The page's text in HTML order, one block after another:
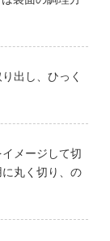
出し、ひっく
メージして切
丸く切り、の